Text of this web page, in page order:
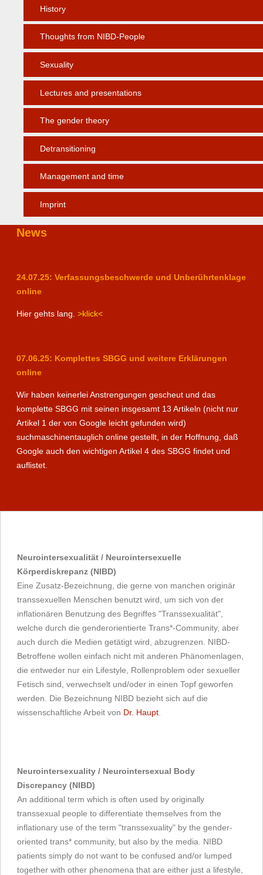
History
Thoughts from NIBD-People
Sexuality
Lectures and presentations
The gender theory
Detransitioning
Management and time
Imprint
News
24.07.25: Verfassungsbeschwerde und Unberührtenklage
online
Hier gehts lang. >klick<
07.06.25: Komplettes SBGG und weitere Erklärungen
online
Wir haben keinerlei Anstrengungen gescheut und das
komplette SBGG mit seinen insgesamt 13 Artikeln (nicht nur
Artikel 1 der von Google leicht gefunden wird)
suchmaschinentauglich online gestellt, in der Hoffnung, daß
Google auch den wichtigen Artikel 4 des SBGG findet und
auflistet.
Neurointersexualität / Neurointersexuelle
Körperdiskrepanz (NIBD)
Eine Zusatz-Bezeichnung, die gerne von manchen originär
transsexuellen Menschen benutzt wird, um sich von der
inflationären Benutzung des Begriffes "Transsexualität",
welche durch die genderorientierte Trans*-Community, aber
auch durch die Medien getätigt wird, abzugrenzen. NIBD-
Betroffene wollen einfach nicht mit anderen Phänomenlagen,
die entweder nur ein Lifestyle, Rollenproblem oder sexueller
Fetisch sind, verwechselt und/oder in einen Topf geworfen
werden. Die Bezeichnung NIBD bezieht sich auf die
wissenschaftliche Arbeit von Dr. Haupt
Neurointersexuality / Neurointersexual Body
Discrepancy (NIBD)
An additional term which is often used by originally
transsexual people to differentiate themselves from the
inflationary use of the term "transsexuality" by the gender-
oriented trans* community, but also by the media. NIBD
patients simply do not want to be confused and/or lumped
together with other phenomena that are either just a lifestyle,